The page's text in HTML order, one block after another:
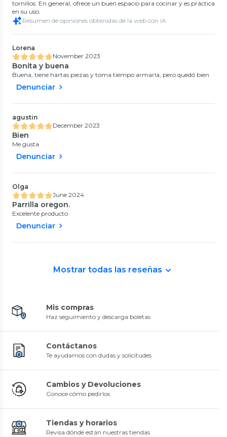
tornillos. En general, ofrece un buen espacio para cocinar y es práctica
en su uso.
Resumen de opiniones obtenidas de la web con IA
Lorena
November 2023
Bonita y buena
Buena, tiene hartas piezas y toma tiempo armarla, pero quedó bien
Denunciar
agustin
December 2023
Bien
Me gusta
Denunciar
Olga
June 2024
Parrilla oregon.
Excelente producto.
Denunciar
Mostrar todas las reseñas
Mis compras
Haz seguimiento y descarga boletas
Contáctanos
Te ayudamos con dudas y solicitudes
Cambios y Devoluciones
Conoce cómo pedirlos
Tiendas y horarios
Revisa dónde están nuestras tiendas